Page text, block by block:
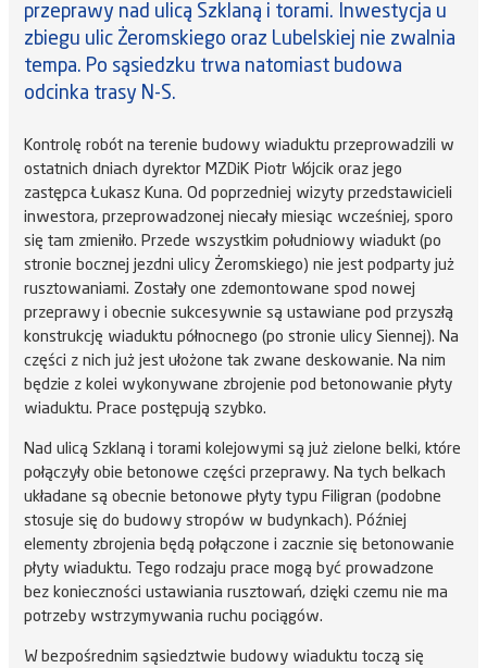
przeprawy nad ulicą Szklaną i torami. Inwestycja u
zbiegu ulic Żeromskiego oraz Lubelskiej nie zwalnia
tempa. Po sąsiedzku trwa natomiast budowa
odcinka trasy N-S.
Kontrolę robót na terenie budowy wiaduktu przeprowadzili w
ostatnich dniach dyrektor MZDiK Piotr Wójcik oraz jego
zastępca Łukasz Kuna. Od poprzedniej wizyty przedstawicieli
inwestora, przeprowadzonej niecały miesiąc wcześniej, sporo
się tam zmieniło. Przede wszystkim południowy wiadukt (po
stronie bocznej jezdni ulicy Żeromskiego) nie jest podparty już
rusztowaniami. Zostały one zdemontowane spod nowej
przeprawy i obecnie sukcesywnie są ustawiane pod przyszłą
konstrukcję wiaduktu północnego (po stronie ulicy Siennej). Na
części z nich już jest ułożone tak zwane deskowanie. Na nim
będzie z kolei wykonywane zbrojenie pod betonowanie płyty
wiaduktu. Prace postępują szybko.
Nad ulicą Szklaną i torami kolejowymi są już zielone belki, które
połączyły obie betonowe części przeprawy. Na tych belkach
układane są obecnie betonowe płyty typu Filigran (podobne
stosuje się do budowy stropów w budynkach). Później
elementy zbrojenia będą połączone i zacznie się betonowanie
płyty wiaduktu. Tego rodzaju prace mogą być prowadzone
bez konieczności ustawiania rusztowań, dzięki czemu nie ma
potrzeby wstrzymywania ruchu pociągów.
W bezpośrednim sąsiedztwie budowy wiaduktu toczą się